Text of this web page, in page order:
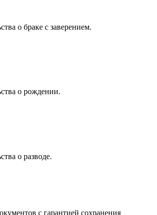
о браке с заверением.
о рождении.
о разводе.
с гарантией сохранения